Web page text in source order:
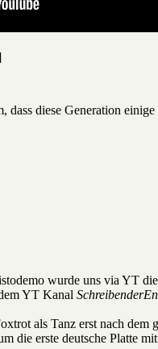
diese Generation
wurde uns via YT
YT Kanal
als Tanz erst nach dem
die erste deutsche Platte